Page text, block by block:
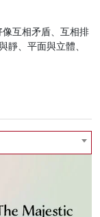
互相矛盾、互相排
靜、平面與立體、